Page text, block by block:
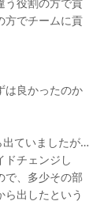
方でチームに貢
は良かったのか
出ていましたが…
ドチェンジし
で、多少その部
出したという